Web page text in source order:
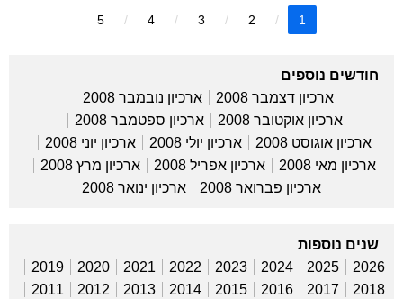
1
2
3
4
5
חודשים נוספים
ארכיון דצמבר 2008
ארכיון נובמבר 2008
ארכיון אוקטובר 2008
ארכיון ספטמבר 2008
ארכיון אוגוסט 2008
ארכיון יולי 2008
ארכיון יוני 2008
ארכיון מאי 2008
ארכיון אפריל 2008
ארכיון מרץ 2008
ארכיון פברואר 2008
ארכיון ינואר 2008
שנים נוספות
2026
2025
2024
2023
2022
2021
2020
2019
2018
2017
2016
2015
2014
2013
2012
2011